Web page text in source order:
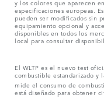
y los colores que aparecen
especificaciones europeas.
pueden ser modificados sin
equipamiento opcional y
disponibles en todos los
local para consultar
El WLTP es el nuevo test
combustible estandarizado y
mide el consumo de
está diseñado para obtener